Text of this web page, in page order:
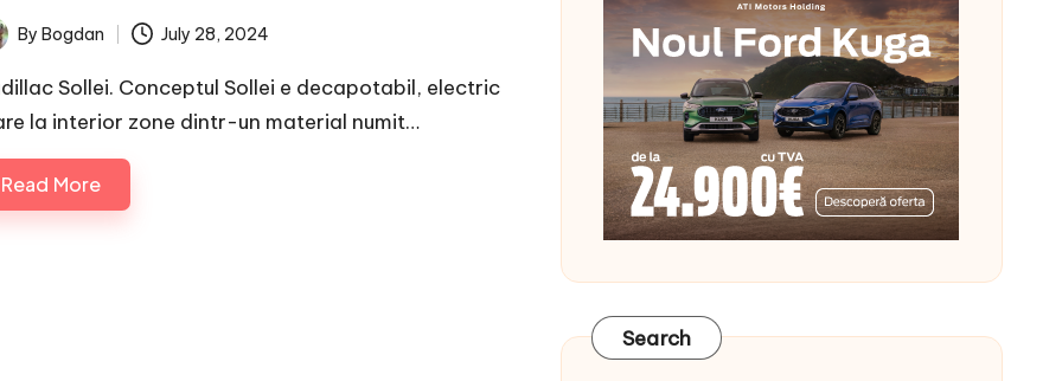
By Bogdan July 28, 2024
Sollei. Conceptul Sollei e decapotabil, electric
la interior zone dintr-un material numit…
Read More
Search